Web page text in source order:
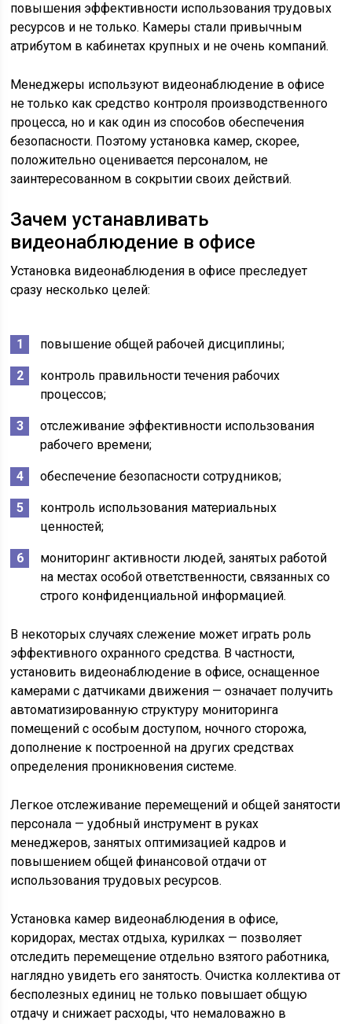
повышения эффективности использования трудовых
ресурсов и не только. Камеры стали привычным
атрибутом в кабинетах крупных и не очень компаний.
Менеджеры используют видеонаблюдение в офисе
не только как средство контроля производственного
процесса, но и как один из способов обеспечения
безопасности. Поэтому установка камер, скорее,
положительно оценивается персоналом, не
заинтересованном в сокрытии своих действий.
Зачем устанавливать
видеонаблюдение в офисе
Установка видеонаблюдения в офисе преследует
сразу несколько целей:
повышение общей рабочей дисциплины;
контроль правильности течения рабочих
процессов;
отслеживание эффективности использования
рабочего времени;
обеспечение безопасности сотрудников;
контроль использования материальных
ценностей;
мониторинг активности людей, занятых работой
на местах особой ответственности, связанных со
строго конфиденциальной информацией.
В некоторых случаях слежение может играть роль
эффективного охранного средства. В частности,
установить видеонаблюдение в офисе, оснащенное
камерами с датчиками движения — означает получить
автоматизированную структуру мониторинга
помещений с особым доступом, ночного сторожа,
дополнение к построенной на других средствах
определения проникновения системе.
Легкое отслеживание перемещений и общей занятости
персонала — удобный инструмент в руках
менеджеров, занятых оптимизацией кадров и
повышением общей финансовой отдачи от
использования трудовых ресурсов.
Установка камер видеонаблюдения в офисе,
коридорах, местах отдыха, курилках — позволяет
отследить перемещение отдельно взятого работника,
наглядно увидеть его занятость. Очистка коллектива от
бесполезных единиц не только повышает общую
отдачу и снижает расходы, что немаловажно в